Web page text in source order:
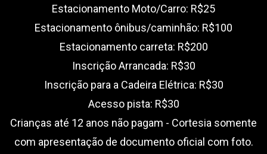
Estacionamento Moto/Carro: R$25
Estacionamento ônibus/caminhão: R$100
Estacionamento carreta: R$200
Inscrição Arrancada: R$30
Inscrição para a Cadeira Elétrica: R$30
Acesso pista: R$30
Crianças até 12 anos não pagam - Cortesia somente
com apresentação de documento oficial com foto.